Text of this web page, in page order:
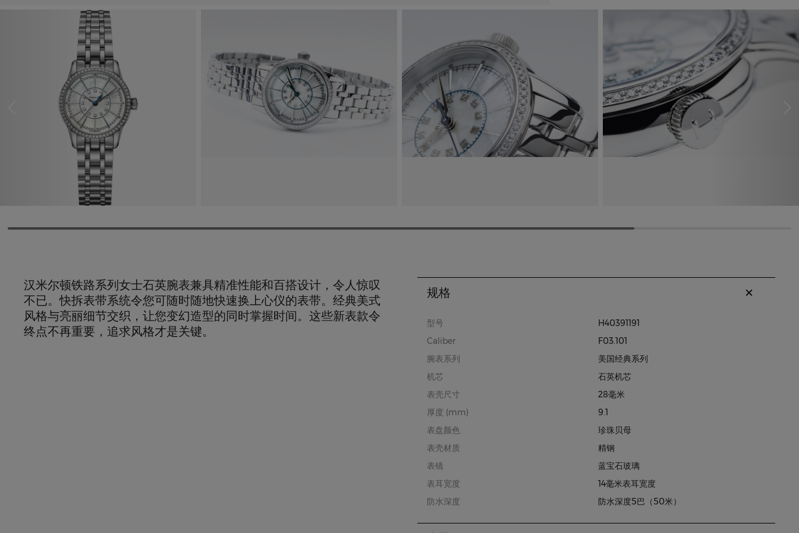
汉米尔顿铁路系列女士石英腕表兼具精准性能和百搭设计，令人惊叹
不已。快拆表带系统令您可随时随地快速换上心仪的表带。经典美式
风格与亮丽细节交织，让您变幻造型的同时掌握时间。这些新表款令
终点不再重要，追求风格才是关键。
规格
型号
H40391191
Caliber
F03.101
腕表系列
美国经典系列
机芯
石英机芯
表壳尺寸
28毫米
厚度 (mm)
9.1
表盘颜色
珍珠贝母
表壳材质
精钢
表镜
蓝宝石玻璃
表耳宽度
14毫米表耳宽度
防水深度
防水深度5巴（50米）